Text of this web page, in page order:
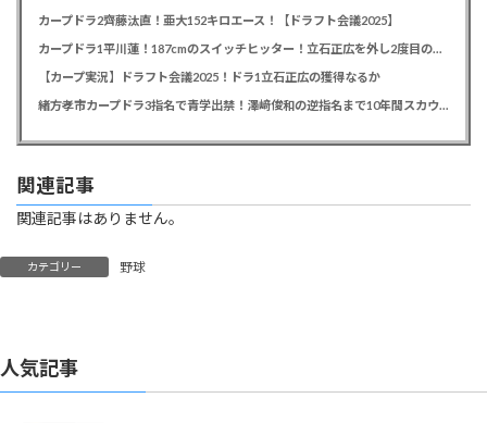
カープドラ2齊藤汰直！亜大152キロエース！【ドラフト会議2025】
カープドラ1平川蓮！187cmのスイッチヒッター！立石正広を外し2度目の重複も新井監督がクジを引き当てる！【ドラフト会議2025】
【カープ実況】ドラフト会議2025！ドラ1立石正広の獲得なるか
緒方孝市カープドラ3指名で青学出禁！澤﨑俊和の逆指名まで10年間スカウト出禁
関連記事
関連記事はありません。
カテゴリー 野球
人気記事